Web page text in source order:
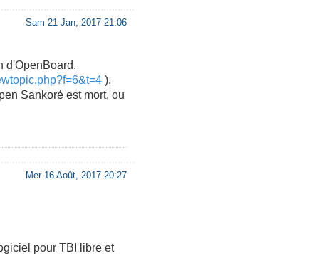
Sam 21 Jan, 2017 21:06
d'OpenBoard.
).
Sankoré est mort, ou
Mer 16 Août, 2017 20:27
pour TBI libre et